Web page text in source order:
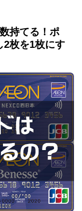
持てる！ポ
2枚を1枚にす